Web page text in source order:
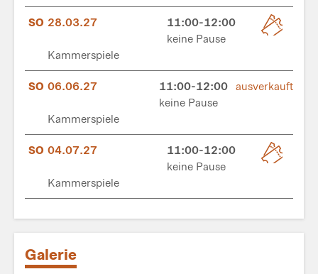
SO 28.03.27
11:00-12:00
keine Pause
Kammerspiele
SO 06.06.27
11:00-12:00
keine Pause
Kammerspiele
ausverkauft
SO 04.07.27
11:00-12:00
keine Pause
Kammerspiele
Galerie